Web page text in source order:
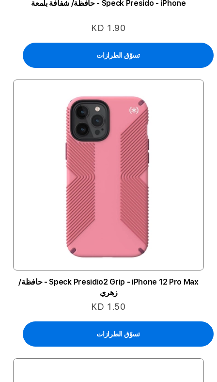
Speck Presido - iPhone - حافظة/ شفافة بلمعة
KD 1.90
تسوّق الطرازات
Speck Presidio2 Grip - iPhone 12 Pro Max - حافظة/
زهري
KD 1.50
تسوّق الطرازات